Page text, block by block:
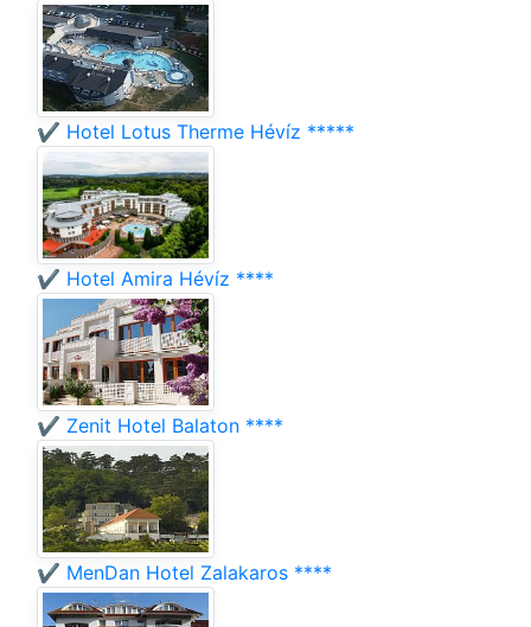
✔️ Hotel Lotus Therme Hévíz *****
✔️ Hotel Amira Hévíz ****
✔️ Zenit Hotel Balaton ****
✔️ MenDan Hotel Zalakaros ****